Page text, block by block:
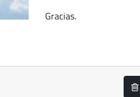
Gracias.